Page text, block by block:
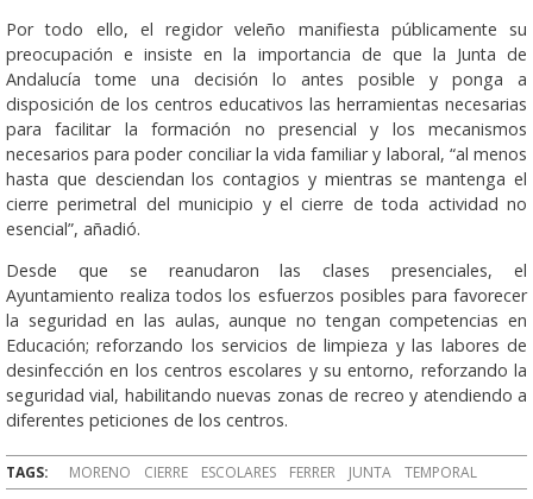
Por todo ello, el regidor veleño manifiesta públicamente su
preocupación e insiste en la importancia de que la Junta de
Andalucía tome una decisión lo antes posible y ponga a
disposición de los centros educativos las herramientas necesarias
para facilitar la formación no presencial y los mecanismos
necesarios para poder conciliar la vida familiar y laboral, “al menos
hasta que desciendan los contagios y mientras se mantenga el
cierre perimetral del municipio y el cierre de toda actividad no
esencial”, añadió.
Desde que se reanudaron las clases presenciales, el
Ayuntamiento realiza todos los esfuerzos posibles para favorecer
la seguridad en las aulas, aunque no tengan competencias en
Educación; reforzando los servicios de limpieza y las labores de
desinfección en los centros escolares y su entorno, reforzando la
seguridad vial, habilitando nuevas zonas de recreo y atendiendo a
diferentes peticiones de los centros.
TAGS: MORENO CIERRE ESCOLARES FERRER JUNTA TEMPORAL